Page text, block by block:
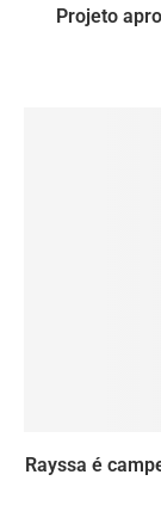
Projeto
Rayssa é